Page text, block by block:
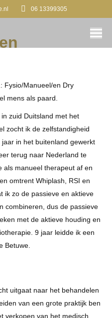
06 13399305
Fysio/Manueel/en Dry
mens als paard.
zuid Duitsland met het
zocht ik de zelfstandigheid
in het buitenland gewerkt
terug naar Nederland te
als manueel therapeut af en
omtrent Whiplash, RSI en
ik zo de passieve en aktieve
combineren, dus de passieve
met de aktieve houding en
9 jaar leidde ik een
Betuwe.
uitgaat naar het behandelen
van een grote praktijk ben
verkopen van het medisch